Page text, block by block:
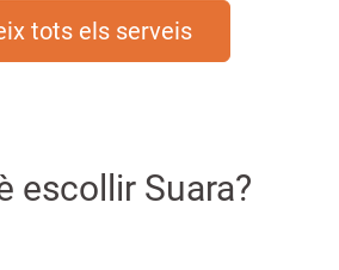
tots els serveis
escollir Suara?